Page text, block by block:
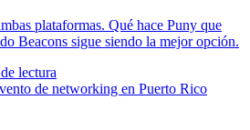
plataformas. Qué hace Puny que
Beacons sigue siendo la mejor opción.
lectura